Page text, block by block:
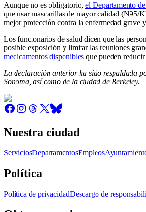
Aunque no es obligatorio, el Departamento
que usar mascarillas de mayor calidad (N95/
mejor protección contra la enfermedad grave
Los funcionarios de salud dicen que las
posible exposición y limitar las reuniones
medicamentos disponibles que pueden
La declaración anterior ha sido respaldada
Sonoma, así como de la ciudad de Berkeley.
Nuestra ciudad
ServiciosDepartamentosEmpleos
Política
Política de privacidadDescargo de